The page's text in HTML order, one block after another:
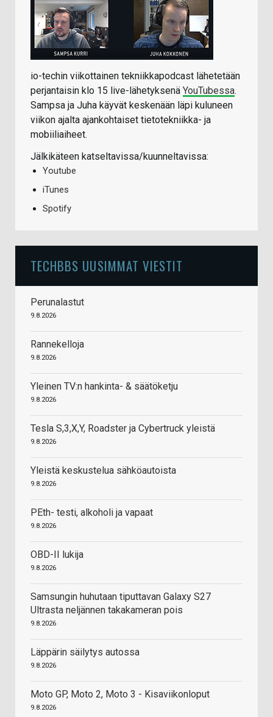
io-techin viikottainen tekniikkapodcast lähetetään
perjantaisin klo 15 live-lähetyksenä YouTubessa.
Sampsa ja Juha käyvät keskenään läpi kuluneen
viikon ajalta ajankohtaiset tietotekniikka- ja
mobiiliaiheet.
Jälkikäteen katseltavissa/kuunneltavissa:
Youtube
iTunes
Spotify
TECHBBS UUSIMMAT VIESTIT
Perunalastut
9.8.2026
Rannekelloja
9.8.2026
Yleinen TV:n hankinta- & säätöketju
9.8.2026
Tesla S,3,X,Y, Roadster ja Cybertruck yleistä
9.8.2026
Yleistä keskustelua sähköautoista
9.8.2026
PEth- testi, alkoholi ja vapaat
9.8.2026
OBD-II lukija
9.8.2026
Samsungin huhutaan tiputtavan Galaxy S27
Ultrasta neljännen takakameran pois
9.8.2026
Läppärin säilytys autossa
9.8.2026
Moto GP, Moto 2, Moto 3 - Kisaviikonloput
9.8.2026